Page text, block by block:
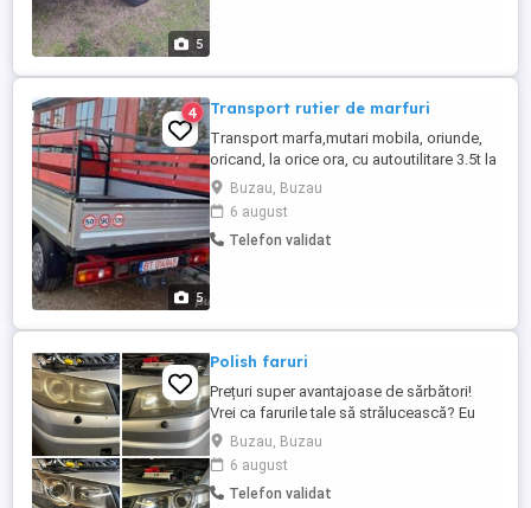
5
5
4 Transport rutier de marfuri
Transport marfa,mutari mobila, oriunde,
oricand, la orice ora, cu autoutilitare 3.5t la
preturi mici. transport orice tip de marfa,
transport mobilier, electric, electrocasnice,
mobila, mutari, colete, cuti, bagaje, saci,
materiale constructii, mutari sedii firme,
Buzau, Buzau
6 august
Telefon validat
Polish faruri
Prețuri super avantajoase de sărbători!
Vrei ca farurile tale să strălucească? Eu
sunt soluția! Răspund atât la mesaje, cat
și la telefon! Aplic și folie de protecție la
cererea clientului! Mă deplasez și la
domiciliul clientului contra cost! Ofer
Buzau, Buzau
6 august
Telefon validat